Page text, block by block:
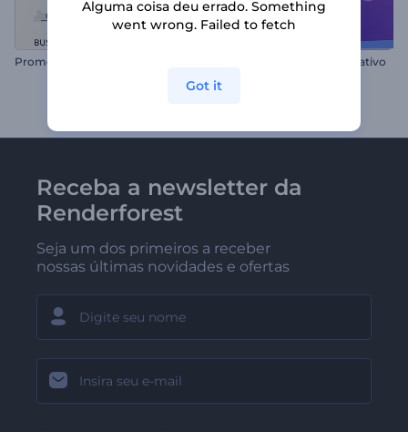
Promoção Sucesso Corporativo
Receba a newsletter da
Renderforest
Seja um dos primeiros a receber
nossas últimas novidades e ofertas
Alguma coisa deu errado. Something
went wrong. Failed to fetch
Got it